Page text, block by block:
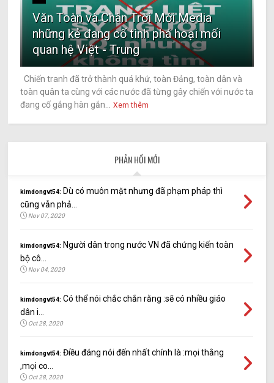
Văn Toàn và Chân Trời Mới Media
những kẻ đang cố tình phá hoại mối
quan hệ Việt - Trung
Chiến tranh đã trở thành quá khứ, toàn Đảng, toàn dân và
toàn quân ta cùng với các nước đã từng gây chiến với nước ta
đang cố gắng hàn gắn...
Xem thêm
PHẢN HỒI MỚI
kimdongvt54: Dù có muôn mặt nhưng đã phạm pháp thì
cũng vẫn phả...
Nov 07, 2020
kimdongvt54: Người dân trong nước VN đã chứng kiến toàn
bộ cô...
Nov 04, 2020
kimdongvt54: Có thể nói chắc chắn rằng :sẽ có nhiều giáo
dân i...
Oct 28, 2020
kimdongvt54: Điều đáng nói đến nhất chính là :mọi thằng
,mọi co...
Oct 28, 2020